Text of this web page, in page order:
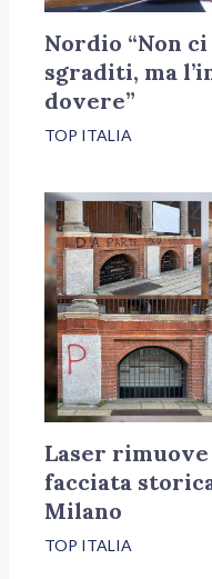
Nordio “Non
sgraditi, ma
dovere”
TOP ITALIA
Laser
facciata
Milano
TOP ITALIA